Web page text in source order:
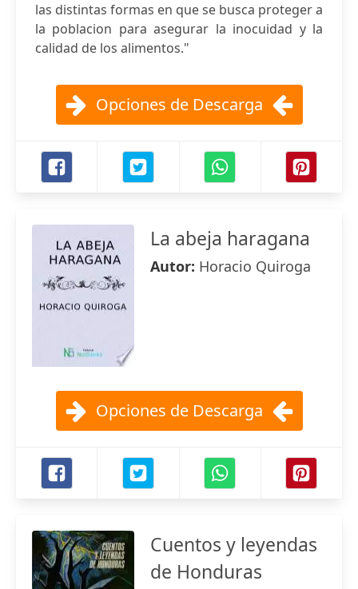
las distintas formas en que se busca proteger a
la poblacion para asegurar la inocuidad y la
calidad de los alimentos."
Opciones de Descarga
La abeja haragana
Autor: Horacio Quiroga
Opciones de Descarga
Cuentos y leyendas
de Honduras